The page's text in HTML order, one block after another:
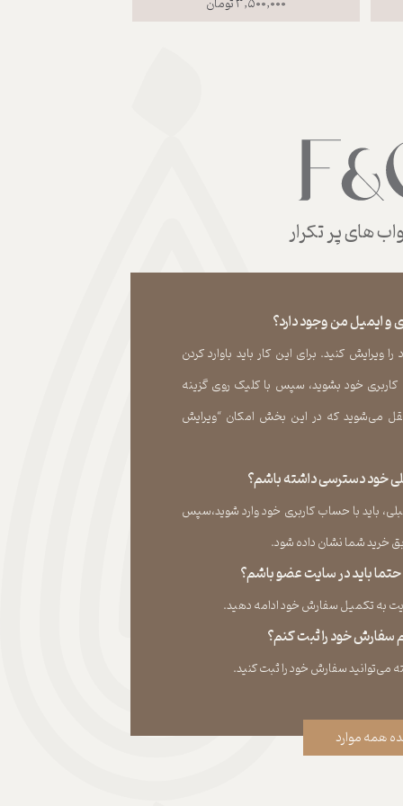
۳,۵۰۰,۰۰۰ تومان
های پر تکرار
ایمیل من وجود دارد؟
کنید. برای این کار باید باوارد کردن
خود بشوید، سپس با کلیک روی گزینه
می‏‌شوید که در این بخش امکان “ویرایش
خود دسترسی داشته باشم؟
باید با حساب کاربری خود وارد شوید،سپس
خرید شما نشان داده ‏شود.​​​​​​​
حتما باید در سایت عضو باشم؟
به تکمیل سفارش خود ادامه دهید.​​​​​​​
سفارش خود را ثبت کنم؟
همه موارد